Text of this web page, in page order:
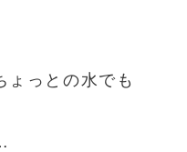
ょっとの水でも